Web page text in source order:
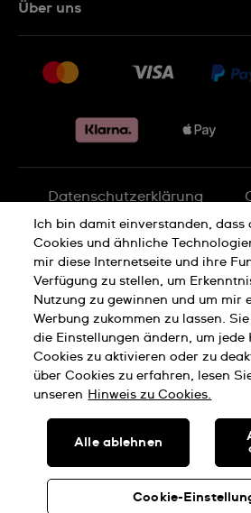
Rückgaberecht
Verkaufs- und
Über uns
Jobs
Datenschutzerklärung
Nutzungsbedingungen
SWISS MADE
© SWATCH AG 2026, ALLE RECHTE
WATCHES
Ich bin damit einverstanden, dass
Cookies und ähnliche
mir diese Internetseite und ihre
Verfügung zu stellen, um
Nutzung zu gewinnen und um mir
Werbung zukommen zu lassen.
die Einstellungen ändern, um jede
Cookies zu aktivieren oder zu
über Cookies zu erfahren, lesen
unseren Hinweis zu Cookies.
Cookie-
Alle ablehnen